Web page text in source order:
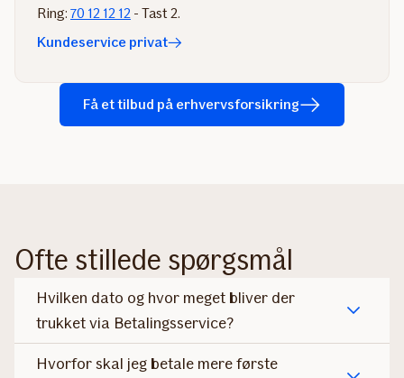
Ring: 70 12 12 12 - Tast 2.
Kundeservice privat
Få et tilbud på erhvervsforsikring
Ofte stillede spørgsmål
Hvilken dato og hvor meget bliver der
trukket via Betalingsservice?
Hvorfor skal jeg betale mere første